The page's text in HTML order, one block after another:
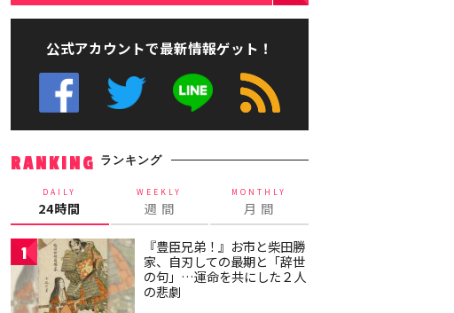
公式アカウントで最新情報ゲット！
RANKING ランキング
DAILY
24時間
WEEKLY
週 間
MONTHLY
月 間
1
『豊臣兄弟！』お市と柴田勝
家、自刃しての最期と「辞世
の句」…運命を共にした２人
の悲劇